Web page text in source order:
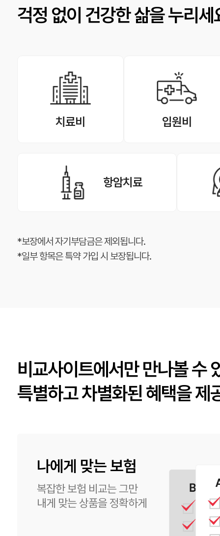
걱정 없이 건강한 삶을 누리세
치료비 입원비
항암치료
*보장에서 자기부담금은 제외됩니다.
*일부 항목은 특약 가입 시 보장됩니다.
비교사이트에서만 만나볼 수
특별하고 차별화된 혜택을 제
나에게 맞는 보험
복잡한 보험 비교는 그만
내게 맞는 상품을 정확하게